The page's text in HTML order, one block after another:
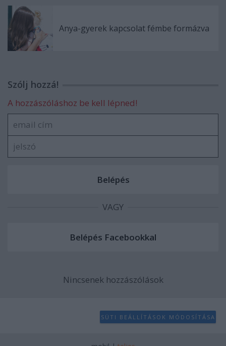
Anya-gyerek kapcsolat fémbe formázva
Szólj hozzá!
A hozzászóláshoz be kell lépned!
VAGY
Nincsenek hozzászólások
SÜTI BEÁLLÍTÁSOK MÓDOSÍTÁSA